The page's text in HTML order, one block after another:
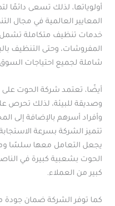
أولوياتها، لذلك تسعى دائمًا
المعايير العالمية في مجال
خدمات تنظيف متكاملة تشمل
المفروشات، وحتى التنظيف
شاملة لجميع احتياجات
أيضًا، تعتمد شركة الحوت
وصديقة للبيئة، لذلك تحرص
وأفراد أسرهم بالإضافة إلى
تتميز الشركة بسرعة
يجعل التعامل معها سلسًا
الحوت بشعبية كبيرة في
كبير من العملاء.
كما توفر الشركة ضمان جودة